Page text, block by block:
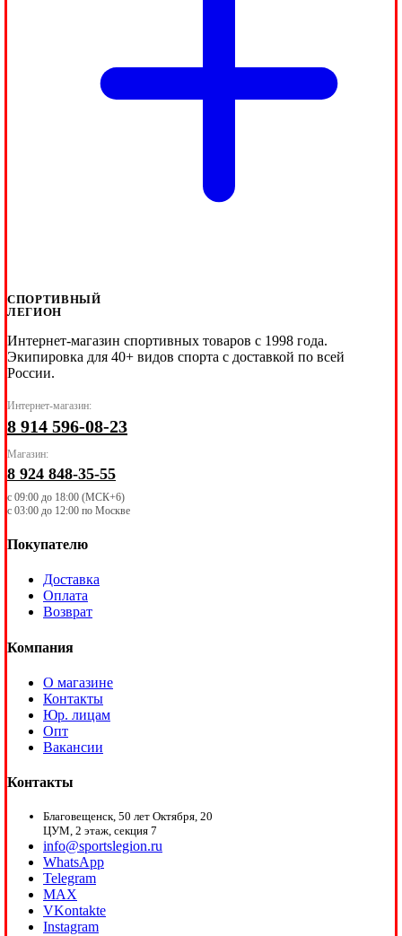
СПОРТИВНЫЙ
ЛЕГИОН
Интернет-магазин спортивных товаров с 1998 года.
Экипировка для 40+ видов спорта с доставкой по всей
России.
Интернет-магазин:
8 914 596-08-23
Магазин:
8 924 848-35-55
с 09:00 до 18:00 (МСК+6)
с 03:00 до 12:00 по Москве
Покупателю
Доставка
Оплата
Возврат
Компания
О магазине
Контакты
Юр. лицам
Опт
Вакансии
Контакты
Благовещенск, 50 лет Октября, 20
ЦУМ, 2 этаж, секция 7
info@sportslegion.ru
WhatsApp
Telegram
MAX
VKontakte
Instagram